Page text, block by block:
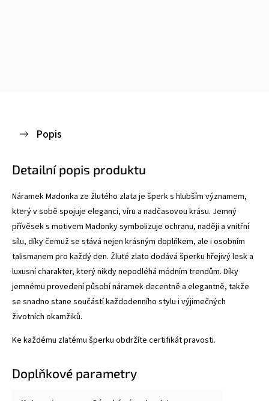
Popis
Detailní popis produktu
Náramek Madonka ze žlutého zlata je šperk s hlubším významem,
který v sobě spojuje eleganci, víru a nadčasovou krásu. Jemný
přívěsek s motivem Madonky symbolizuje ochranu, naději a vnitřní
sílu, díky čemuž se stává nejen krásným doplňkem, ale i osobním
talismanem pro každý den. Žluté zlato dodává šperku hřejivý lesk a
luxusní charakter, který nikdy nepodléhá módním trendům. Díky
jemnému provedení působí náramek decentně a elegantně, takže
se snadno stane součástí každodenního stylu i výjimečných
životních okamžiků.
Ke každému zlatému šperku obdržíte certifikát pravosti.
Doplňkové parametry